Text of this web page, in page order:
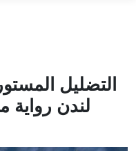
التضليل
لندن رواية